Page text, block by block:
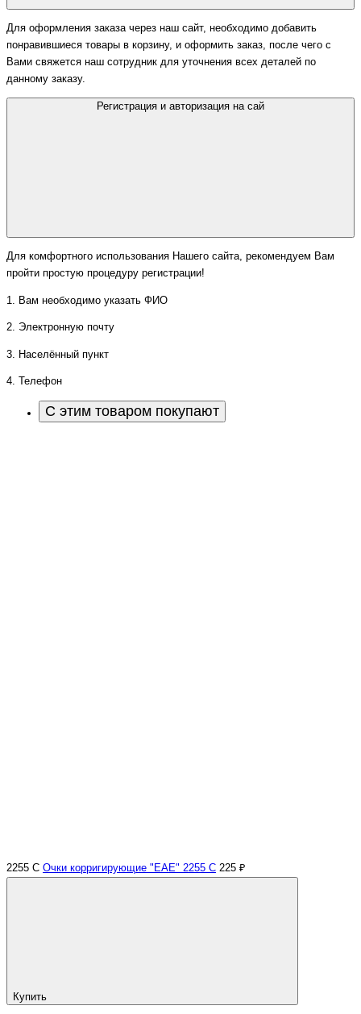
Для оформления заказа через наш сайт, необходимо добавить
понравившиеся товары в корзину, и оформить заказ, после чего с
Вами свяжется наш сотрудник для уточнения всех деталей по
данному заказу.
Регистрация и авторизация на сай
Для комфортного использования Нашего сайта, рекомендуем Вам
пройти простую процедуру регистрации!
1. Вам необходимо указать ФИО
2. Электронную почту
3. Населённый пункт
4. Телефон
С этим товаром покупают
2255 С Очки корригирующие "EAE" 2255 С 225 ₽
Купить